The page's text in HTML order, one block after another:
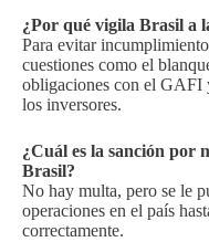
¿Por qué vigila Brasil a
Para evitar
cuestiones como el
obligaciones con el GAFI
los inversores.
¿Cuál es la sanción por
Brasil?
No hay multa, pero se le
operaciones en el país
correctamente.